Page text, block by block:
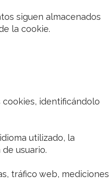
siguen almacenados
la cookie.
identificándolo
utilizado, la
usuario.
tráfico web, mediciones